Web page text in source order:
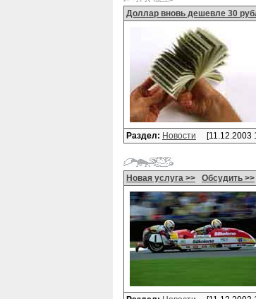
Доллар вновь дешевле 30
Раздел: Новости [11.12.2003
Новая услуга >>
Обсудить >>